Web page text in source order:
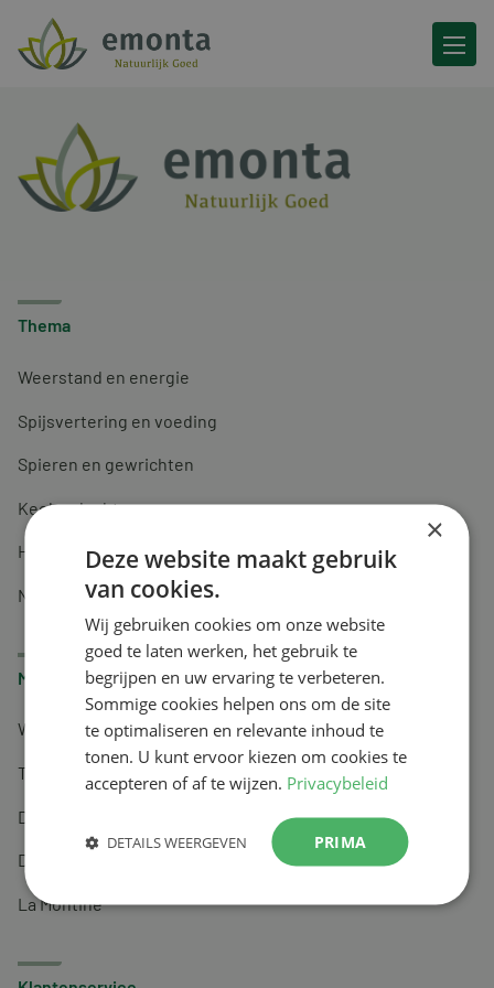
Ga naar de inhoud
Thema
Weerstand en energie
Spijsvertering en voeding
Spieren en gewrichten
Keel en luchtwegen
Huidverzorging
Nachtrust
Merken
Wapiti
Tai-Ginseng
Dermagíq
Draisma
La Montine
×
Deze website maakt gebruik
van cookies.
Wij gebruiken cookies om onze website
goed te laten werken, het gebruik te
begrijpen en uw ervaring te verbeteren.
Sommige cookies helpen ons om de site
te optimaliseren en relevante inhoud te
tonen. U kunt ervoor kiezen om cookies te
accepteren of af te wijzen. Privacybeleid
PRIMA
DETAILS WEERGEVEN